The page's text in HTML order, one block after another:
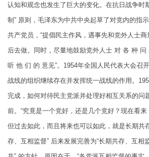
认知和观念也发生了巨大的变化。在抗日战争时
制” 原则，毛泽东为中共中央起草了对党内的指
共产党员，“提倡民主作风，遇事先和党外人士
后去做。同时，尽量地鼓励党外人士 对 各 种
听 他 们 的 意见”。1954年全国人民代表大会召
战线的组织继续存在并发挥统一战线的作用。
完成，如何对待民主党派并处理好相互关系的问
前。“究竟是一个党好，还是几个党好？现在看
但过去如此，而且将来也可以如此，就是长期共
存、互相监督” 后来发展完善为“长期共存、互相